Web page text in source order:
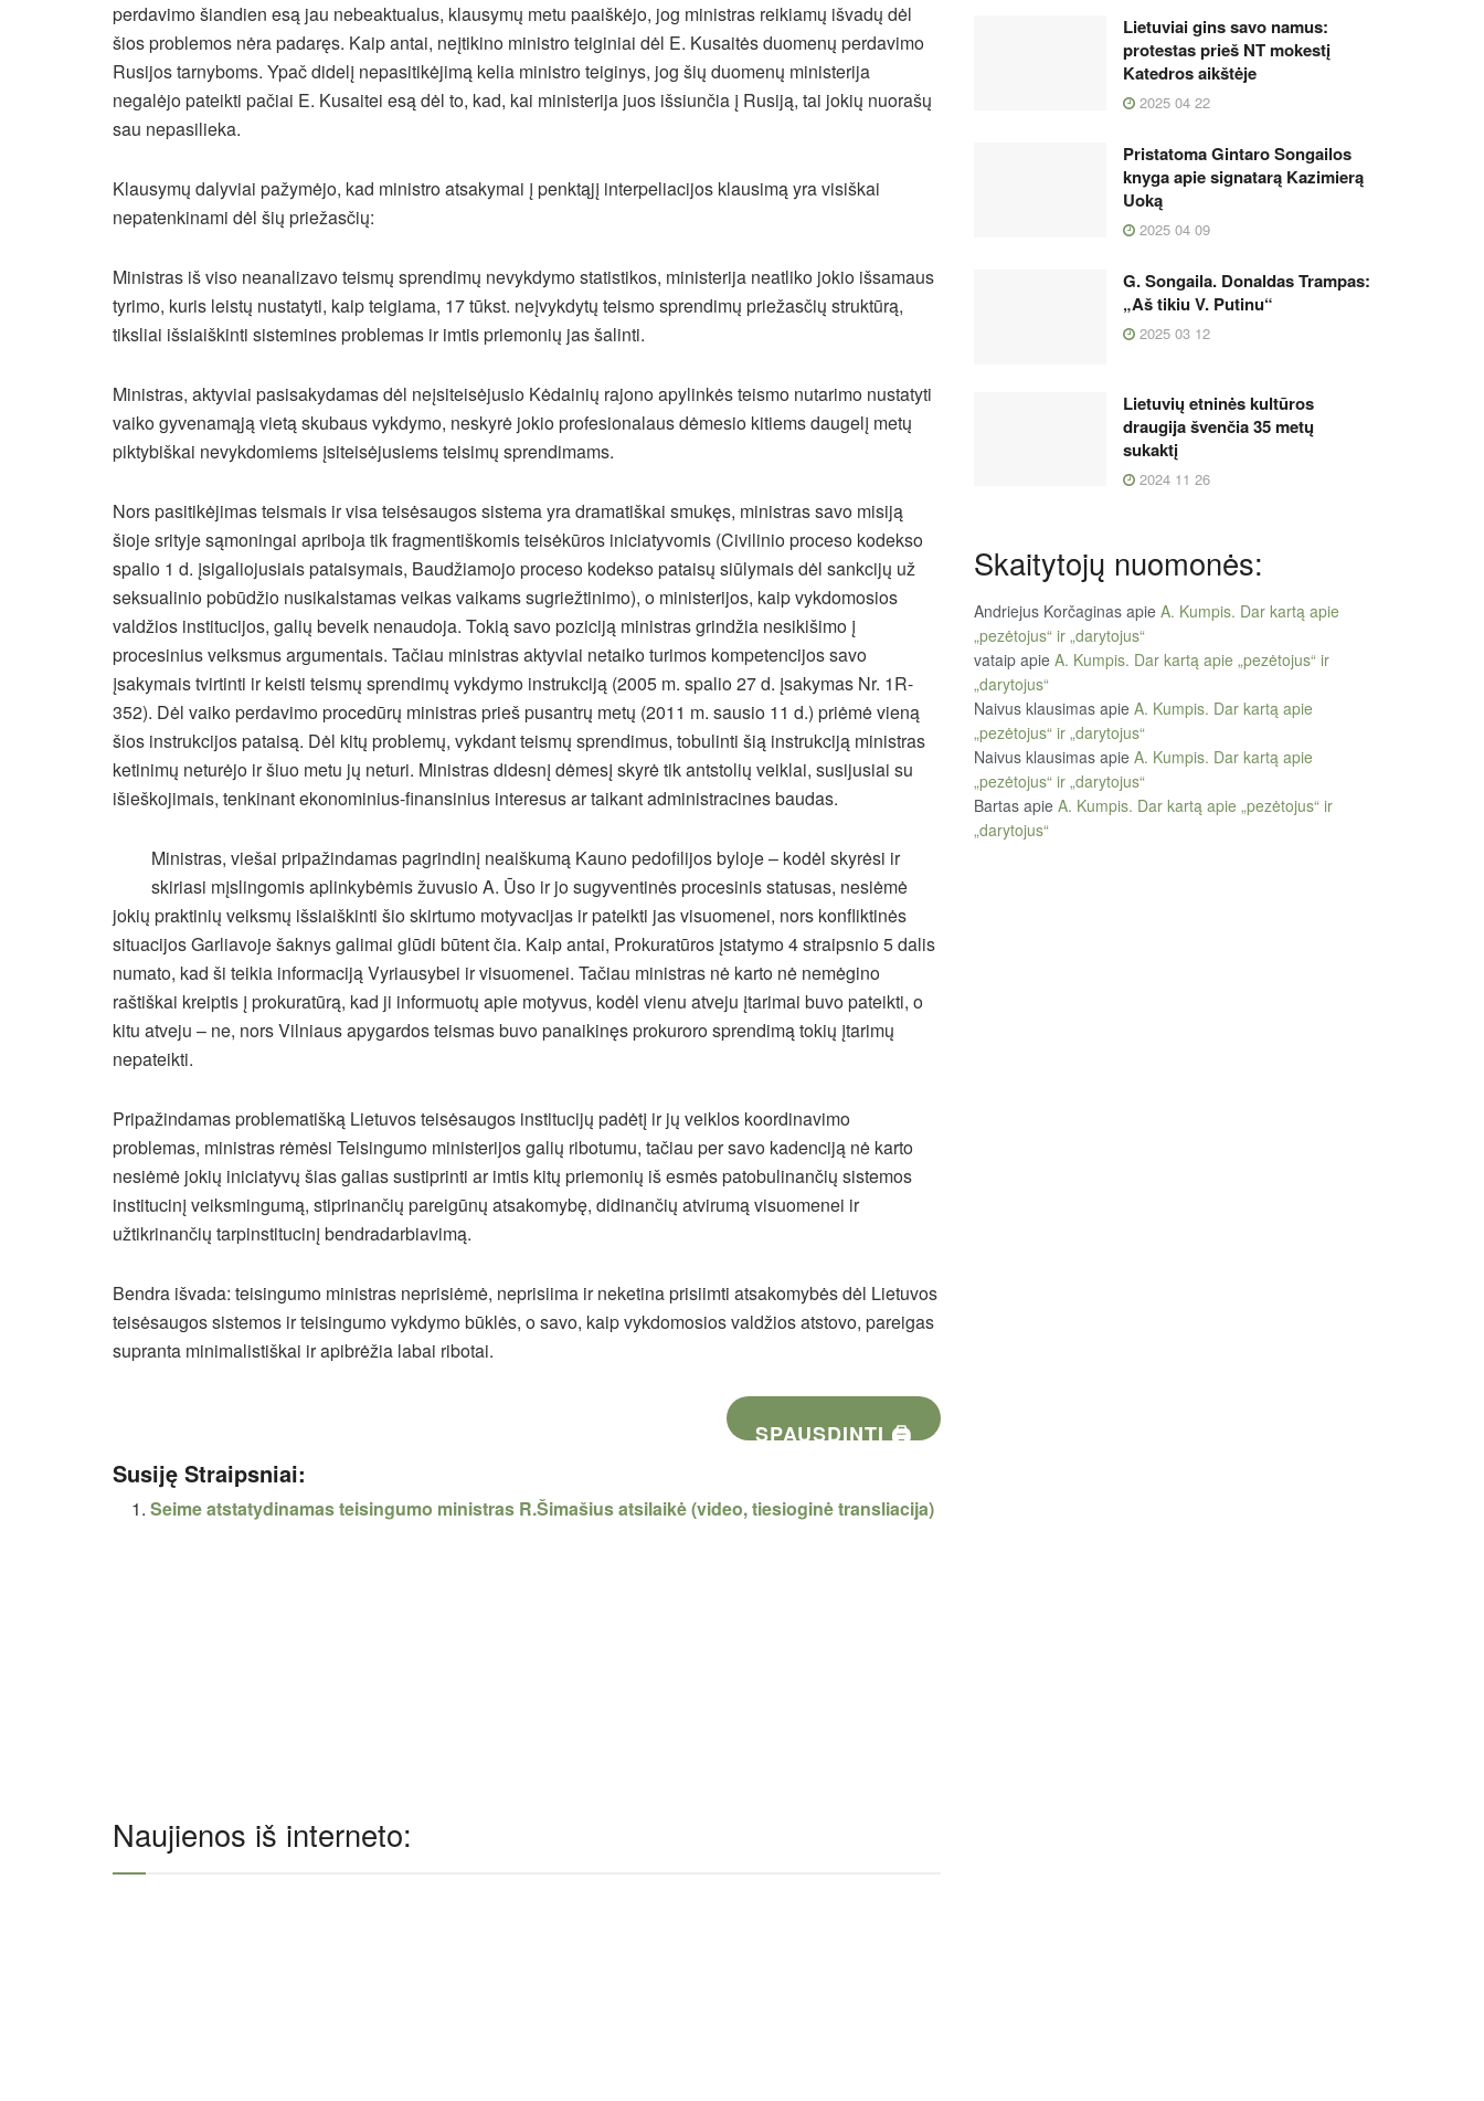
perdavimo šiandien esą jau nebeaktualus, klausymų metu paaiškėjo, jog ministras reikiamų išvadų dėl
šios problemos nėra padaręs. Kaip antai, neįtikino ministro teiginiai dėl E. Kusaitės duomenų perdavimo
Rusijos tarnyboms. Ypač didelį nepasitikėjimą kelia ministro teiginys, jog šių duomenų ministerija
negalėjo pateikti pačiai E. Kusaitei esą dėl to, kad, kai ministerija juos išsiunčia į Rusiją, tai jokių nuorašų
sau nepasilieka.
Klausymų dalyviai pažymėjo, kad ministro atsakymai į penktąjį interpeliacijos klausimą yra visiškai
nepatenkinami dėl šių priežasčių:
Ministras iš viso neanalizavo teismų sprendimų nevykdymo statistikos, ministerija neatliko jokio išsamaus
tyrimo, kuris leistų nustatyti, kaip teigiama, 17 tūkst. neįvykdytų teismo sprendimų priežasčių struktūrą,
tiksliai išsiaiškinti sistemines problemas ir imtis priemonių jas šalinti.
Ministras, aktyviai pasisakydamas dėl neįsiteisėjusio Kėdainių rajono apylinkės teismo nutarimo nustatyti
vaiko gyvenamąją vietą skubaus vykdymo, neskyrė jokio profesionalaus dėmesio kitiems daugelį metų
piktybiškai nevykdomiems įsiteisėjusiems teisimų sprendimams.
Nors pasitikėjimas teismais ir visa teisėsaugos sistema yra dramatiškai smukęs, ministras savo misiją
šioje srityje sąmoningai apriboja tik fragmentiškomis teisėkūros iniciatyvomis (Civilinio proceso kodekso
spalio 1 d. įsigaliojusiais pataisymais, Baudžiamojo proceso kodekso pataisų siūlymais dėl sankcijų už
seksualinio pobūdžio nusikalstamas veikas vaikams sugriežtinimo), o ministerijos, kaip vykdomosios
valdžios institucijos, galių beveik nenaudoja. Tokią savo poziciją ministras grindžia nesikišimo į
procesinius veiksmus argumentais. Tačiau ministras aktyviai netaiko turimos kompetencijos savo
įsakymais tvirtinti ir keisti teismų sprendimų vykdymo instrukciją (2005 m. spalio 27 d. įsakymas Nr. 1R-
352). Dėl vaiko perdavimo procedūrų ministras prieš pusantrų metų (2011 m. sausio 11 d.) priėmė vieną
šios instrukcijos pataisą. Dėl kitų problemų, vykdant teismų sprendimus, tobulinti šią instrukciją ministras
ketinimų neturėjo ir šiuo metu jų neturi. Ministras didesnį dėmesį skyrė tik antstolių veiklai, susijusiai su
išieškojimais, tenkinant ekonominius-finansinius interesus ar taikant administracines baudas.
Ministras, viešai pripažindamas pagrindinį neaiškumą Kauno pedofilijos byloje – kodėl skyrėsi ir
skiriasi mįslingomis aplinkybėmis žuvusio A. Ūso ir jo sugyventinės procesinis statusas, nesiėmė
jokių praktinių veiksmų išsiaiškinti šio skirtumo motyvacijas ir pateikti jas visuomenei, nors konfliktinės
situacijos Garliavoje šaknys galimai glūdi būtent čia. Kaip antai, Prokuratūros įstatymo 4 straipsnio 5 dalis
numato, kad ši teikia informaciją Vyriausybei ir visuomenei. Tačiau ministras nė karto nė nemėgino
raštiškai kreiptis į prokuratūrą, kad ji informuotų apie motyvus, kodėl vienu atveju įtarimai buvo pateikti, o
kitu atveju – ne, nors Vilniaus apygardos teismas buvo panaikinęs prokuroro sprendimą tokių įtarimų
nepateikti.
Pripažindamas problematišką Lietuvos teisėsaugos institucijų padėtį ir jų veiklos koordinavimo
problemas, ministras rėmėsi Teisingumo ministerijos galių ribotumu, tačiau per savo kadenciją nė karto
nesiėmė jokių iniciatyvų šias galias sustiprinti ar imtis kitų priemonių iš esmės patobulinančių sistemos
institucinį veiksmingumą, stiprinančių pareigūnų atsakomybę, didinančių atvirumą visuomenei ir
užtikrinančių tarpinstitucinį bendradarbiavimą.
Bendra išvada: teisingumo ministras neprisiėmė, neprisiima ir neketina prisiimti atsakomybės dėl Lietuvos
teisėsaugos sistemos ir teisingumo vykdymo būklės, o savo, kaip vykdomosios valdžios atstovo, pareigas
supranta minimalistiškai ir apibrėžia labai ribotai.
SPAUSDINTI 🖨
Susiję Straipsniai:
Seime atstatydinamas teisingumo ministras R.Šimašius atsilaikė (video, tiesioginė transliacija)
Naujienos iš interneto:
Lietuviai gins savo namus:
protestas prieš NT mokestį
Katedros aikštėje
2025 04 22
Pristatoma Gintaro Songailos
knyga apie signatarą Kazimierą
Uoką
2025 04 09
G. Songaila. Donaldas Trampas:
„Aš tikiu V. Putinu“
2025 03 12
Lietuvių etninės kultūros
draugija švenčia 35 metų
sukaktį
2024 11 26
Skaitytojų nuomonės:
Andriejus Korčaginas apie A. Kumpis. Dar kartą apie
„pezėtojus“ ir „darytojus“
vataip apie A. Kumpis. Dar kartą apie „pezėtojus“ ir
„darytojus“
Naivus klausimas apie A. Kumpis. Dar kartą apie
„pezėtojus“ ir „darytojus“
Naivus klausimas apie A. Kumpis. Dar kartą apie
„pezėtojus“ ir „darytojus“
Bartas apie A. Kumpis. Dar kartą apie „pezėtojus“ ir
„darytojus“